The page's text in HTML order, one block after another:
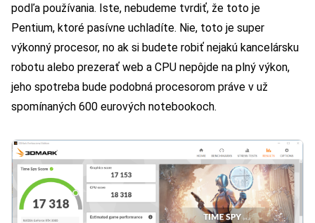
podľa používania. Iste, nebudeme tvrdiť, že toto je
Pentium, ktoré pasívne uchladíte. Nie, toto je super
výkonný procesor, no ak si budete robiť nejakú kancelársku
robotu alebo prezerať web a CPU nepôjde na plný výkon,
jeho spotreba bude podobná procesorom práve v už
spomínaných 600 eurových notebookoch.